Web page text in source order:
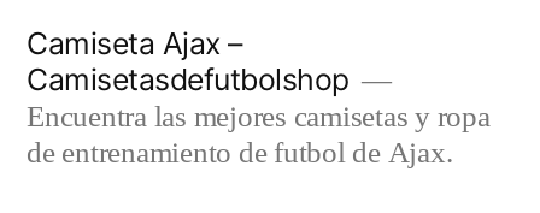
contenido
Camiseta Ajax –
Camisetasdefutbolshop
Encuentra las mejores camisetas y ropa
de entrenamiento de futbol de Ajax.